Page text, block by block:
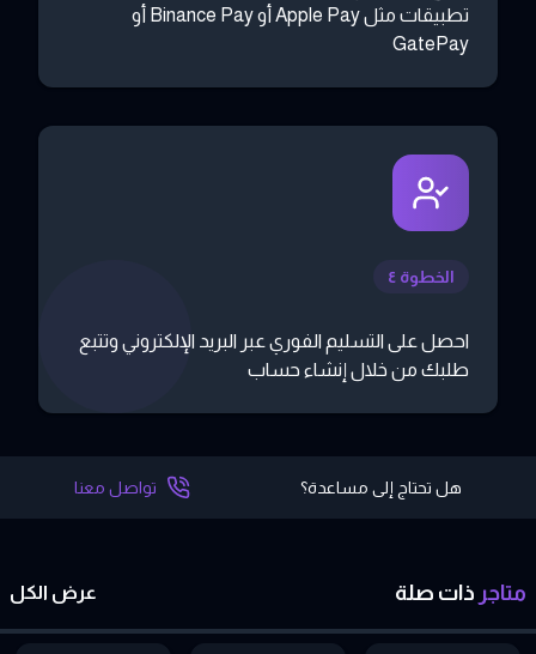
تطبيقات مثل Apple Pay أو Binance Pay أو
GatePay
الخطوة ٤
احصل على التسليم الفوري عبر البريد الإلكتروني وتتبع
طلبك من خلال إنشاء حساب
هل تحتاج إلى مساعدة؟ تواصل معنا
متاجر ذات صلة عرض الكل